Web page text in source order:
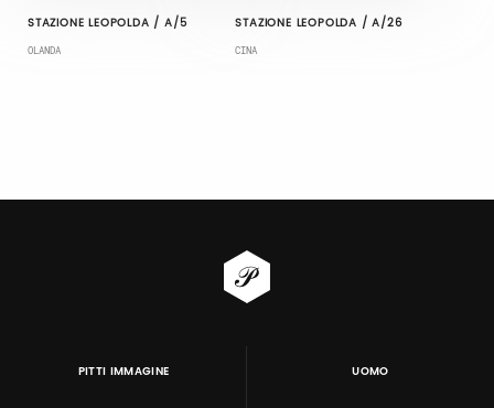
STAZIONE LEOPOLDA / A/5
OLANDA
STAZIONE LEOPOLDA / A/26
CINA
PITTI IMMAGINE UOMO